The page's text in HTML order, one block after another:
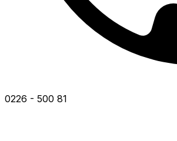
0226 - 500 81